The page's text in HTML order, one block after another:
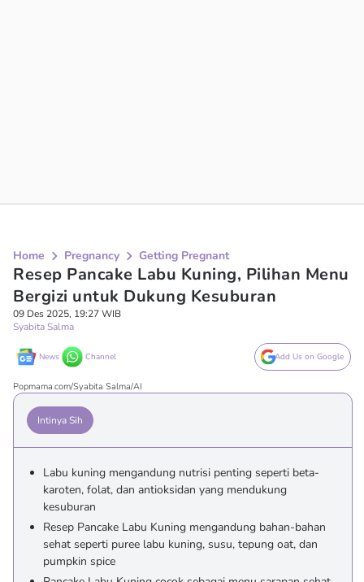
Home Pregnancy Getting Pregnant
Resep Pancake Labu Kuning, Pilihan Menu
Bergizi untuk Dukung Kesuburan
09 Des 2025, 19:27 WIB
Syabita Salma
News Channel Add Us on Google
Popmama.com/Syabita Salma/AI
Intinya Sih
Labu kuning mengandung nutrisi penting seperti beta-
karoten, folat, dan antioksidan yang mendukung
kesuburan
Resep Pancake Labu Kuning mengandung bahan-bahan
sehat seperti puree labu kuning, susu, tepung oat, dan
pumpkin spice